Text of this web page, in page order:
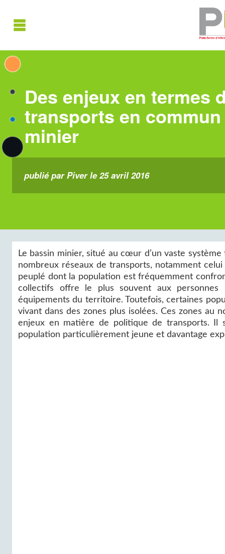
Des enjeux en termes
transports en
minier
publié par Piver le 25 avril 2016
Le bassin minier, situé au cœur d’un vaste
nombreux réseaux de transports, notamment
peuplé dont la population est fréquemment
collectifs offre le plus souvent aux personnes
équipements du territoire. Toutefois, certaines
vivant dans des zones plus isolées. Ces zones au
enjeux en matière de politique de transports. Il
population particulièrement jeune et davantage